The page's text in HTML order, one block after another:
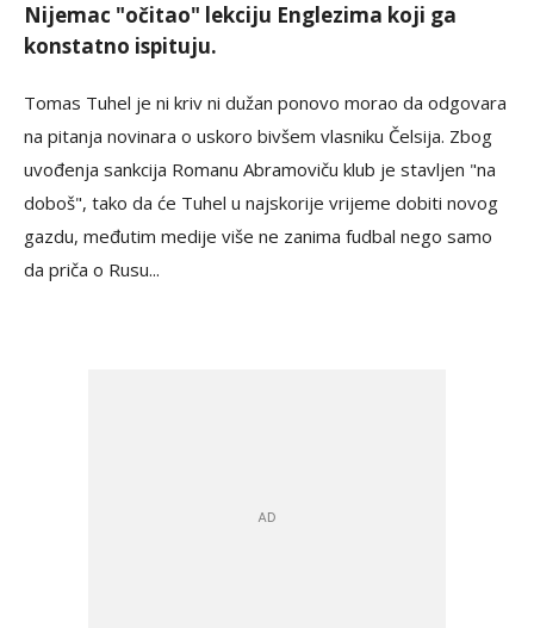
Nijemac "očitao" lekciju Englezima koji ga
konstatno ispituju.
Tomas Tuhel je ni kriv ni dužan ponovo morao da odgovara
na pitanja novinara o uskoro bivšem vlasniku Čelsija. Zbog
uvođenja sankcija Romanu Abramoviču klub je stavljen "na
doboš", tako da će Tuhel u najskorije vrijeme dobiti novog
gazdu, međutim medije više ne zanima fudbal nego samo
da priča o Rusu...